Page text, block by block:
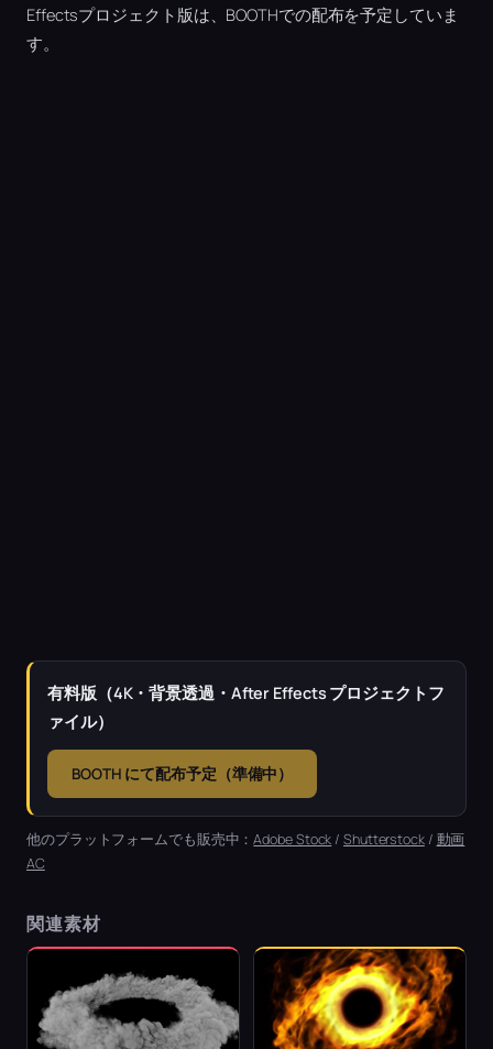
Effectsプロジェクト版は、BOOTHでの配布を予定していま
す。
有料版（4K・背景透過・After Effects プロジェクトフ
ァイル）
BOOTH にて配布予定（準備中）
他のプラットフォームでも販売中：Adobe Stock /Shutterstock/ 動画
AC
関連素材